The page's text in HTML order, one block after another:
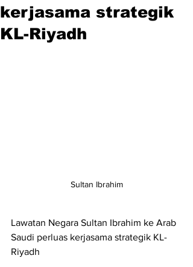
kerjasama strategik
KL-Riyadh
Sultan Ibrahim
Lawatan Negara Sultan Ibrahim ke Arab
Saudi perluas kerjasama strategik KL-
Riyadh